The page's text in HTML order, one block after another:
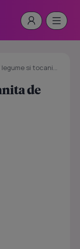
si tocanita de soia
de